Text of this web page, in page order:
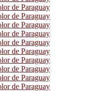
de Paraguay
de Paraguay
de Paraguay
de Paraguay
de Paraguay
de Paraguay
de Paraguay
de Paraguay
de Paraguay
de Paraguay